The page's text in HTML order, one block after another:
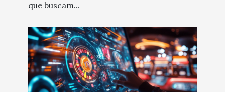
que buscam...